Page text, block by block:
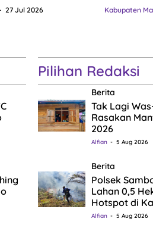
27 Jul 2026 Kabupaten
Pilihan Redaksi
Berita
Tak Lagi
Rasakan
2026
Alfian 5 Aug 2026
Berita
Polsek
Lahan 0,5
Hotspot di
Alfian 5 Aug 2026